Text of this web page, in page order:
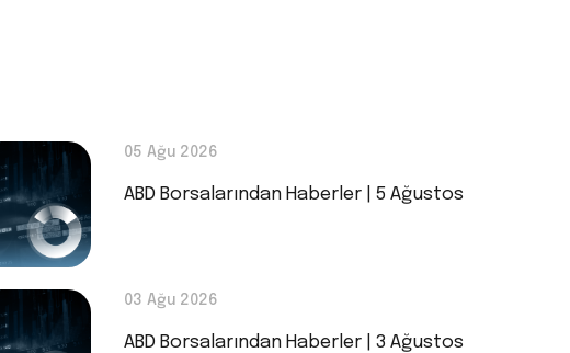
05 Ağu 2026
ABD Borsalarından Haberler | 5 Ağustos
03 Ağu 2026
ABD Borsalarından Haberler | 3 Ağustos